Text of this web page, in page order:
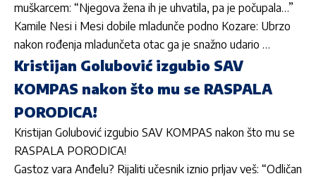
muškarcem: “Njegova žena ih je uhvatila, pa je počupala…”
Kamile Nesi i Mesi dobile mladunče podno Kozare: Ubrzo
nakon rođenja mladunčeta otac ga je snažno udario …
Kristijan Golubović izgubio SAV
KOMPAS nakon što mu se RASPALA
PORODICA!
Kristijan Golubović izgubio SAV KOMPAS nakon što mu se
RASPALA PORODICA!
Gastoz vara Anđelu? Rijaliti učesnik iznio prljav veš: “Odličan